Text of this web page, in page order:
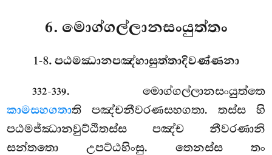
6. මොග්ගල්ලානසංයුත්තං
1-8. පඨමඣානපඤ්හාසුත්තාදිවණ්ණනා
332-339. මොග්ගල්ලානසංයුත්තෙ
කාමසහගතාති පඤ්චනීවරණසහගතා. තස්ස හි
පඨමජ්ඣානවුට්ඨිතස්ස පඤ්ච නීවරණානි
සන්තතො උපට්ඨහිංසු. තෙනස්ස තං